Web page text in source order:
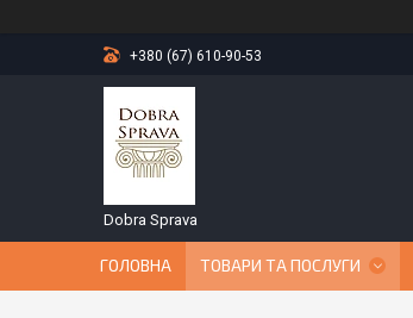
+380 (67) 610-90-53
Dobra Sprava
ГОЛОВНА ТОВАРИ ТА ПОСЛУГИ